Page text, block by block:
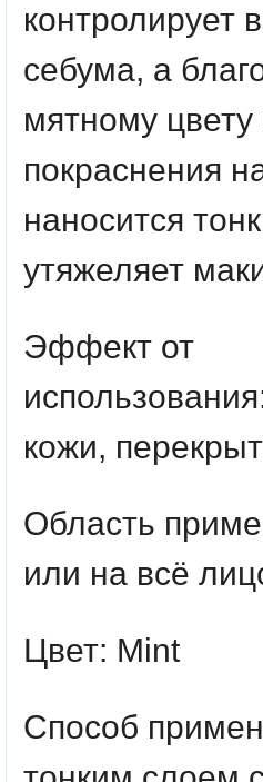
контролирует
себума, а
мятному
покраснения
наносится
утяжеляет
Эффект от
кожи,
Область
или на всё
Цвет: Mint
Способ